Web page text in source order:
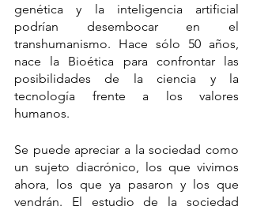
genética y la inteligencia artificial
podrían desembocar en el
transhumanismo. Hace sólo 50 años,
nace la Bioética para confrontar las
posibilidades de la ciencia y la
tecnología frente a los valores
humanos.
Se puede apreciar a la sociedad como
un sujeto diacrónico, los que vivimos
ahora, los que ya pasaron y los que
vendrán. El estudio de la sociedad